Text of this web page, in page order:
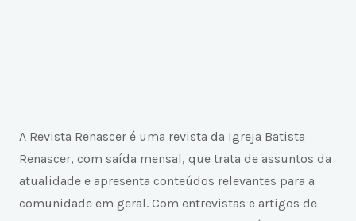
A Revista Renascer é uma revista da Igreja Batista
Renascer, com saída mensal, que trata de assuntos da
atualidade e apresenta conteúdos relevantes para a
comunidade em geral. Com entrevistas e artigos de